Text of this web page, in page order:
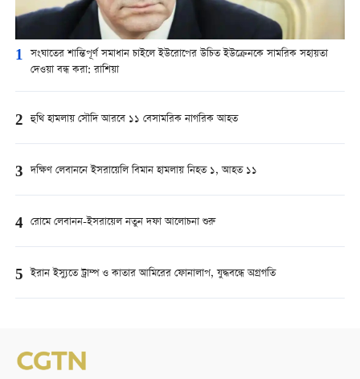
1 সংঘাতের শান্তিপূর্ণ সমাধান চাইলে ইউরোপের উচিত ইউক্রেনকে সামরিক সহায়তা
দেওয়া বন্ধ করা: রাশিয়া
2 হুথি হামলায় সৌদি আরবে ১১ বেসামরিক নাগরিক আহত
3 দক্ষিণ লেবাননে ইসরায়েলি বিমান হামলায় নিহত ১, আহত ১১
4 রোমে লেবানন-ইসরায়েল নতুন দফা আলোচনা শুরু
5 ইরান ইস্যুতে ট্রাম্প ও কাতার আমিরের ফোনালাপ, যুদ্ধবন্ধে অগ্রগতি